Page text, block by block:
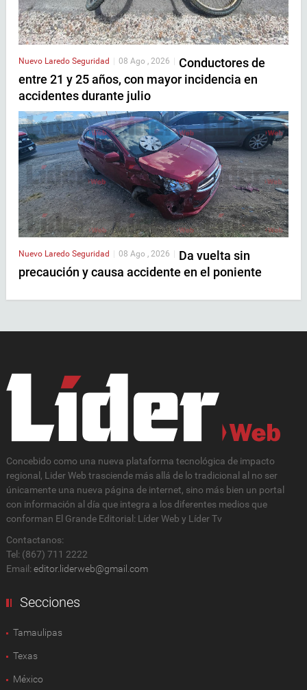
Nuevo Laredo Seguridad 08 Ago , 2026
Conductores de
entre 21 y 25 años, con mayor incidencia en
accidentes durante julio
Nuevo Laredo Seguridad | 08 Ago , 2026 | Da vuelta sin
precaución y causa accidente en el poniente
Concebido como una nueva plataforma tecnológica de impacto
regional, Lider Web trasciende más allá de lo tradicional al no ser
únicamente una nueva página de internet, sino más bien un portal
con información al día que integra a los diferentes medios que
conforman El Grande Editorial: Líder Web y Líder Tv
Contactanos:
Tel: (867) 711 2222
Email: editor.liderweb@gmail.com
Secciones
Tamaulipas
Texas
México